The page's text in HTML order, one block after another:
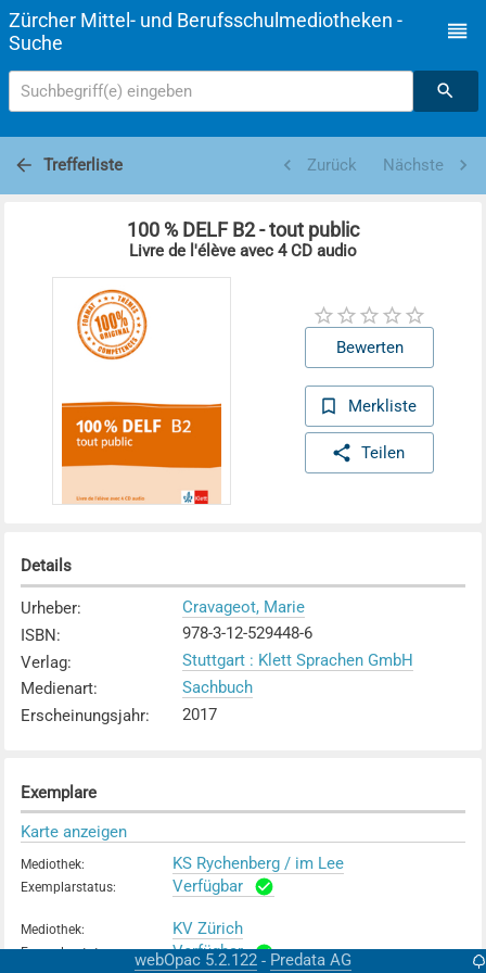
Zürcher Mittel- und Berufsschulmediotheken -
Suche
Suchbegriff(e) eingeben
Trefferliste Zurück Nächste
100 % DELF B2 - tout public
Livre de l'élève avec 4 CD audio
Bewerten
Merkliste
Teilen
Details
Urheber:
Cravageot, Marie
ISBN:
978-3-12-529448-6
Verlag:
Stuttgart : Klett Sprachen GmbH
Medienart:
Sachbuch
Erscheinungsjahr: 2017
Exemplare
Karte anzeigen
Mediothek: KS Rychenberg / im Lee
Exemplarstatus: Verfügbar
Mediothek: KV Zürich
Exemplarstatus: Verfügbar
webOpac 5.2.122 - Predata AG